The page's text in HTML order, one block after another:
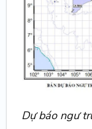
Dự báo ngư